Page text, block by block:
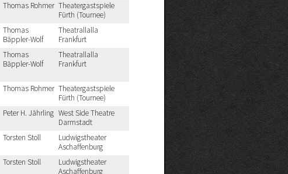
Thomas Rohmer Theatergastspiele
Fürth (Tournee)
Thomas
Bäppler-Wolf
Theatrallalla
Frankfurt
Thomas
Bäppler-Wolf
Theatrallalla
Frankfurt
Thomas Rohmer Theatergastspiele
Fürth (Tournee)
Peter H. Jährling West Side Theatre
Darmstadt
Torsten Stoll
Ludwigstheater
Aschaffenburg
Torsten Stoll
Ludwigstheater
Aschaffenburg